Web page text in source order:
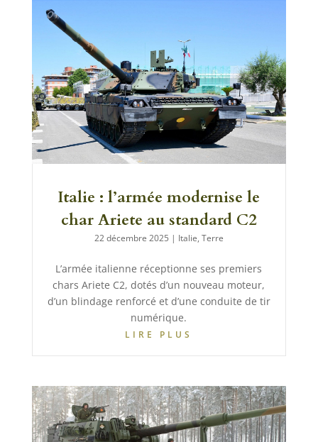
Italie : l’armée modernise le
char Ariete au standard C2
22 décembre 2025 | Italie, Terre
L’armée italienne réceptionne ses premiers
chars Ariete C2, dotés d’un nouveau moteur,
d’un blindage renforcé et d’une conduite de tir
numérique.
LIRE PLUS